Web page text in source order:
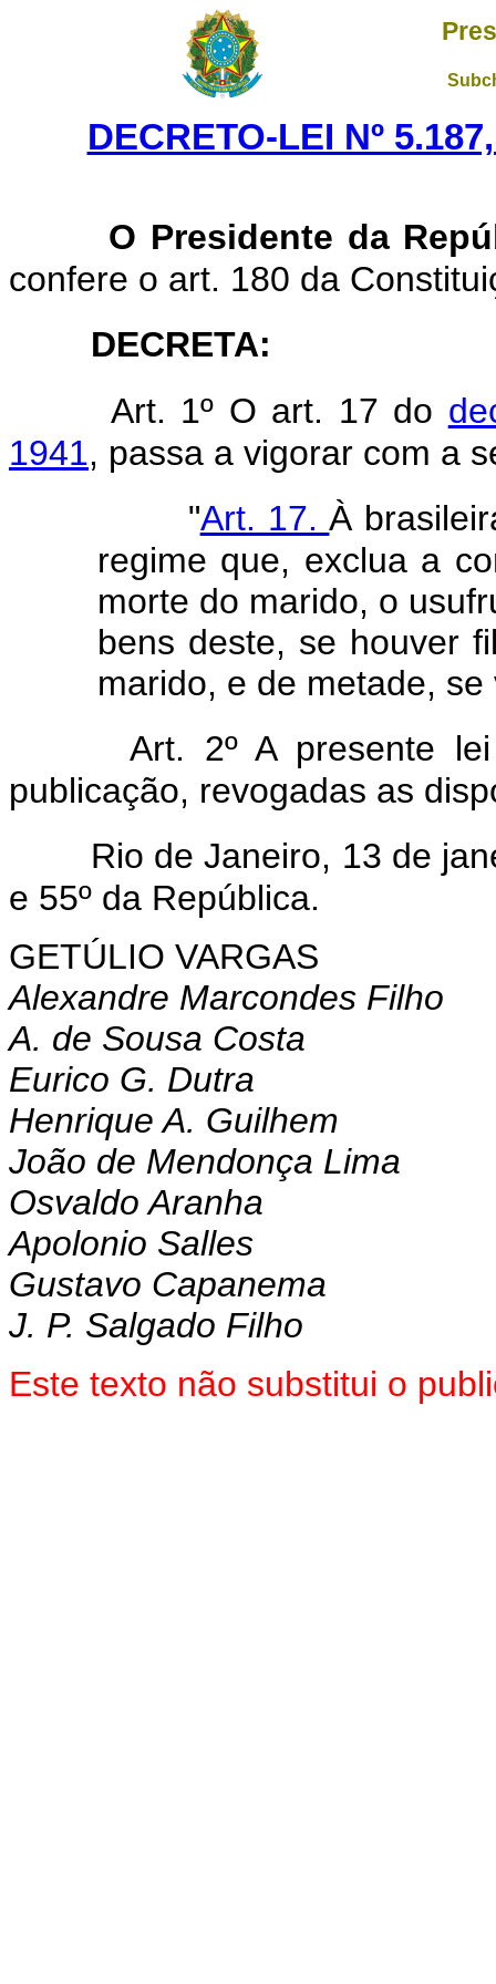
DECRETO-LEI Nº
O Presidente da
confere o art. 180 da
DECRETA:
Art. 1º O art. 17 do
1941, passa a vigorar com a
"Art. 17.À
regime que, exclua a
morte do marido, o
bens deste, se houver
marido, e de metade,
Art. 2º A presente
publicação, revogadas as
Rio de Janeiro, 13 de
e 55º da República.
GETÚLIO VARGAS
Alexandre Marcondes Filho
A. de Sousa Costa
Eurico G. Dutra
Henrique A. Guilhem
João de Mendonça Lima
Osvaldo Aranha
Apolonio Salles
Gustavo Capanema
J. P. Salgado Filho
Este texto não substitui o